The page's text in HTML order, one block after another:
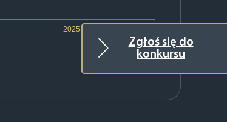
Zgłoś się do
konkursu
2025